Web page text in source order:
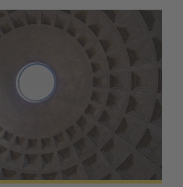
und
gesellschaftlicher
Verantwortung